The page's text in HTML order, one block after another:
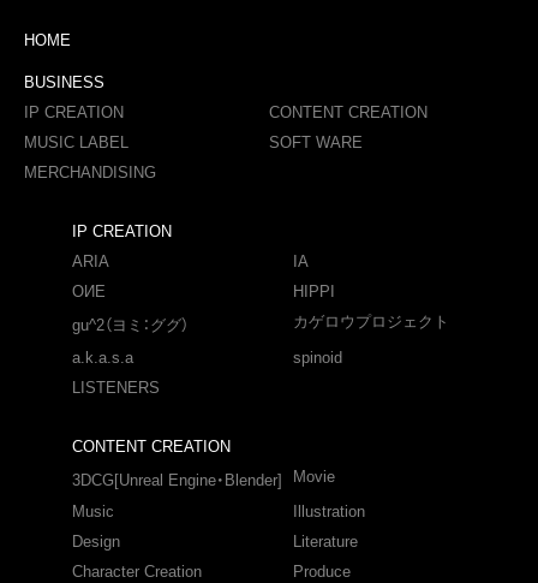
HOME
BUSINESS
IP CREATION
CONTENT CREATION
MUSIC LABEL
SOFT WARE
MERCHANDISING
IP CREATION
ARIA
IA
OИE
HIPPI
gu^2（ヨミ：ググ）
カゲロウプロジェクト
a.k.a.s.a
spinoid
LISTENERS
CONTENT CREATION
3DCG[Unreal Engine・Blender]
Movie
Music
Illustration
Design
Literature
Character Creation
Produce